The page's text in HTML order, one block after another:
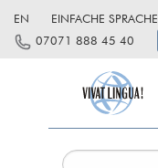
EN
EINFACHE SPRACHE
07071 888 45 40